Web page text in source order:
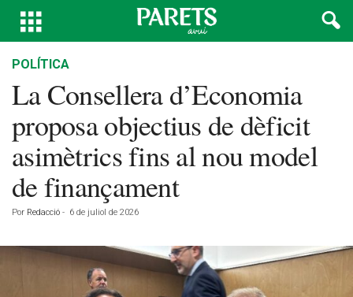
POLÍTICA
La Consellera d’Economia
proposa objectius de dèficit
asimètrics fins al nou model
de finançament
Por Redacció - 6 de juliol de 2026